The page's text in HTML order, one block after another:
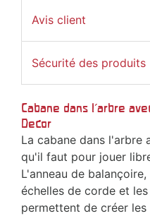
Avis client
Sécurité des produits
Cabane dans l'arbre
Decor
La cabane dans
qu'il faut pour jouer
L'anneau de
échelles de corde et
permettent de créer